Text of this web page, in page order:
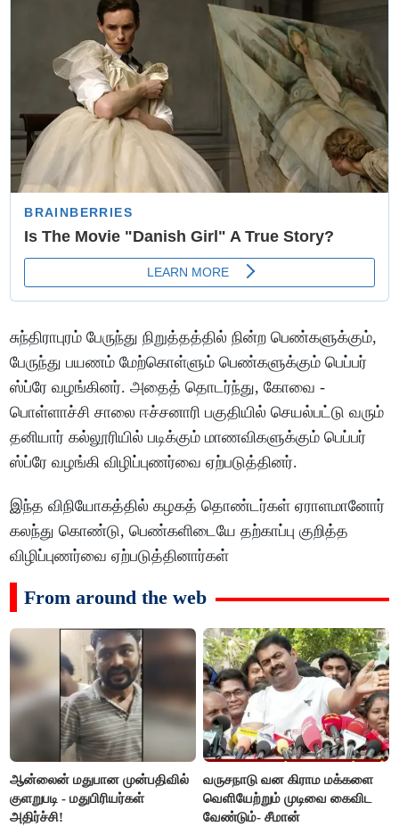
சுந்திராபுரம் பேருந்து நிறுத்தத்தில் நின்ற பெண்களுக்கும்,
பேருந்து பயணம் மேற்கொள்ளும் பெண்களுக்கும் பெப்பர்
ஸ்ப்ரே வழங்கினர். அதைத் தொடர்ந்து, கோவை -
பொள்ளாச்சி சாலை ஈச்சனாரி பகுதியில் செயல்பட்டு வரும்
தனியார் கல்லூரியில் படிக்கும் மாணவிகளுக்கும் பெப்பர்
ஸ்ப்ரே வழங்கி விழிப்புணர்வை ஏற்படுத்தினர்.
இந்த விநியோகத்தில் கழகத் தொண்டர்கள் ஏராளமானோர்
கலந்து கொண்டு, பெண்களிடையே தற்காப்பு குறித்த
விழிப்புணர்வை ஏற்படுத்தினார்கள்
From around the web
ஆன்லைன் மதுபான முன்பதிவில்
குளறுபடி - மதுபிரியர்கள்
அதிர்ச்சி!
வருசநாடு வன கிராம மக்களை
வெளியேற்றும் முடிவை கைவிட
வேண்டும்- சீமான்